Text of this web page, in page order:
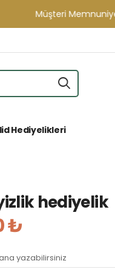
Müşteri Memnuniyeti
Hediyelikleri
hediyelik
₺
yazabilirsiniz